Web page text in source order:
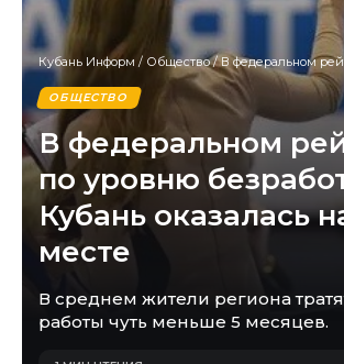
Кубань Информ / Общество/В федеральном рейтинге по уровню
ОБЩЕСТВО
В федеральном
по уровню
Кубань оказалась
месте
В среднем жители региона
работы чуть меньше 5 месяцев.